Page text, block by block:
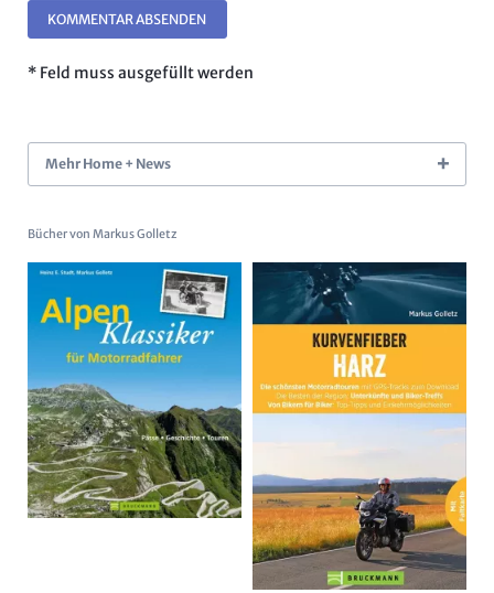
KOMMENTAR ABSENDEN
* Feld muss ausgefüllt werden
Mehr Home + News
Bücher von Markus Golletz